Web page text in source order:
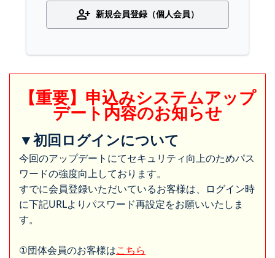
person_add 新規会員登録（個人会員）
【重要】申込みシステムアップ
デート内容のお知らせ
▼初回ログインについて
今回のアップデートにてセキュリティ向上のためパス
ワードの強度向上しております。
すでに会員登録いただいているお客様は、ログイン時
に下記URLよりパスワード再設定をお願いいたしま
す。
①団体会員のお客様はこちら